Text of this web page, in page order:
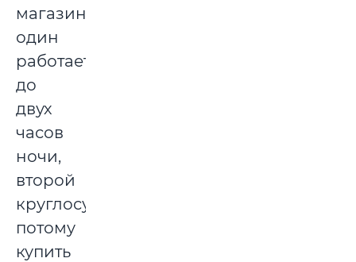
магазина,
один
работает
до
двух
часов
ночи,
второй
круглосуточно,
потому
купить